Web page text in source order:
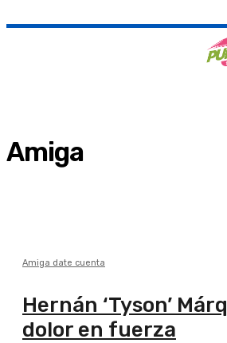
Amiga
Amiga date cuenta
Hernán ‘Tyson’
dolor en fuerza